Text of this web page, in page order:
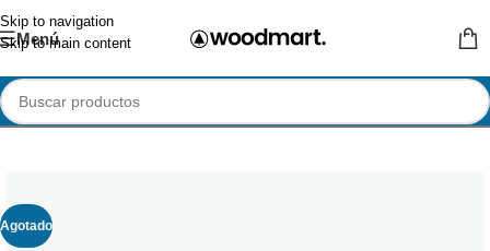
Skip to navigation
Skip to main content
Menú
Agotado